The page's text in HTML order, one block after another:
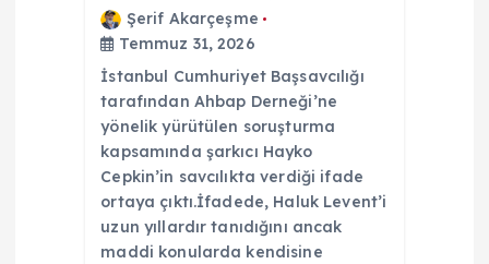
Şerif Akarçeşme
Temmuz 31, 2026
İstanbul Cumhuriyet Başsavcılığı
tarafından Ahbap Derneği’ne
yönelik yürütülen soruşturma
kapsamında şarkıcı Hayko
Cepkin’in savcılıkta verdiği ifade
ortaya çıktı.İfadede, Haluk Levent’i
uzun yıllardır tanıdığını ancak
maddi konularda kendisine